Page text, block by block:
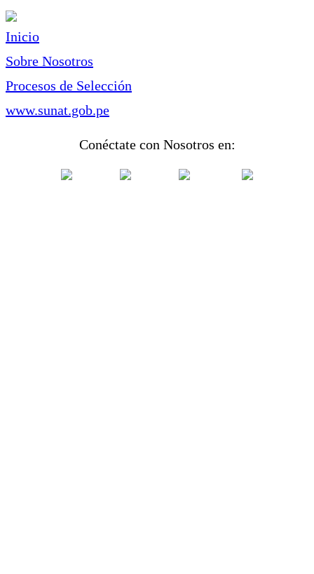
Inicio
Sobre Nosotros
Procesos de Selección
www.sunat.gob.pe
Conéctate con Nosotros en: